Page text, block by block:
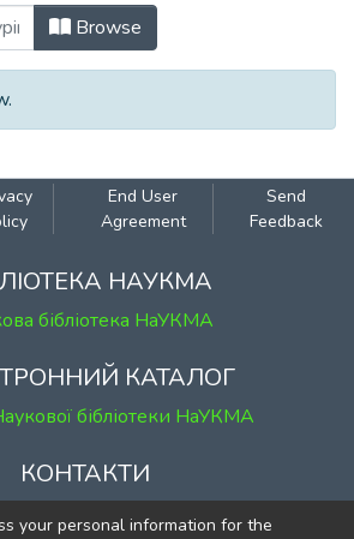
науки і
Browse
End User
Agreement
Send
Feedback
НАУКМА
бібліотека НаУКМА
КАТАЛОГ
бібліотеки НаУКМА
КОНТАКТИ
вул. Григорія Сковороди, 2
your personal information for the